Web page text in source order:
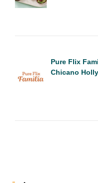
Pure Flix
Chicano